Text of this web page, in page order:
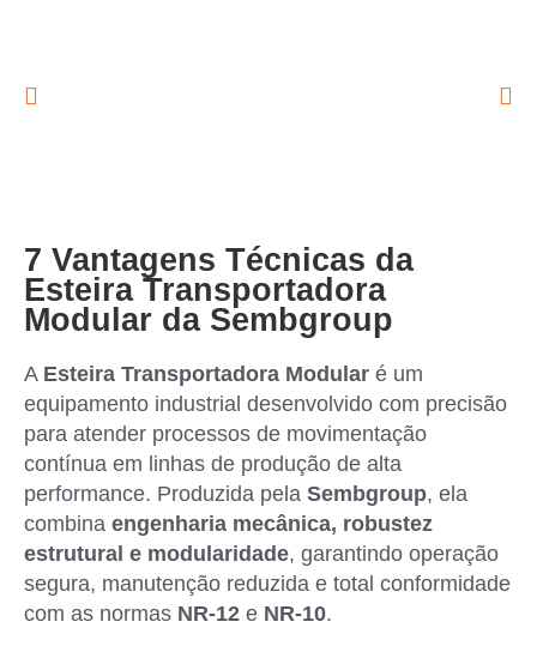
7 Vantagens Técnicas da
Esteira Transportadora
Modular da Sembgroup
A Esteira Transportadora Modular é um
equipamento industrial desenvolvido com precisão
para atender processos de movimentação
contínua em linhas de produção de alta
performance. Produzida pela Sembgroup, ela
combina engenharia mecânica, robustez
estrutural e modularidade, garantindo operação
segura, manutenção reduzida e total conformidade
com as normas NR-12 e NR-10.